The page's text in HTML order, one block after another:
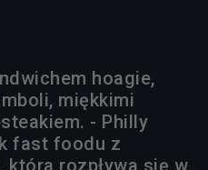
hoagie,
miękkimi
- Philly
fast foodu z
która rozpływa się w